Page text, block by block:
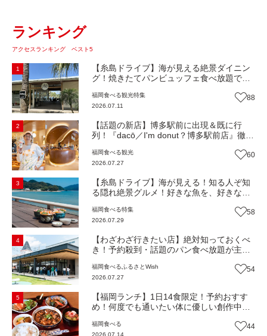
ランキング
アクセスランキング ベスト5
1
【糸島ドライブ】海が見える絶景ダイニン
グ！焼きたてパンビュッフェ食べ放題で大
Beach Cafe』（福岡・糸島市）【まち歩
き】
福岡食べる観光特集
2026.07.11
88
2
【話題の新店】博多駅前に出現＆既に行
列！『dacō／I'm donut？博多駅前店』徹底
しみ方＆イチオシメニューも紹介！（福岡
市博多区）【まち歩き】
福岡食べる観光
2026.07.27
60
3
【糸島ドライブ】海が見える！知る人ぞ知
る隠れ絶景グルメ！好きな魚を、好きなだ
堂』（福岡市西区）【まち歩き】
福岡食べる特集
2026.07.29
58
4
【わざわざ行きたい店】絶対知っておくべ
き！予約殺到・話題のパン食べ放題が主
『bound garden』（福岡・新宮町）【まち
歩き】
福岡食べるふるさとWish
2026.07.27
54
5
【福岡ランチ】1日14食限定！予約おすす
め！何度でも通いたい体に優しい創作中華
【まち歩き】
福岡食べる
2026.07.14
44